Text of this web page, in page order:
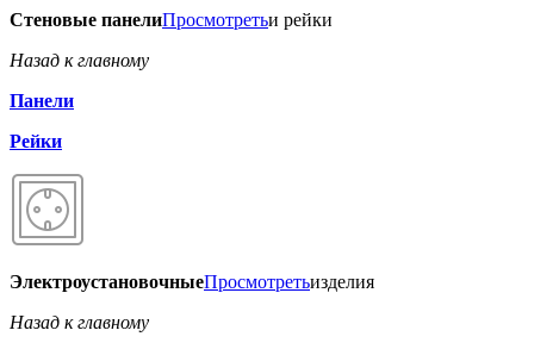
Стеновые панелиПросмотретьи рейки
Назад к главному
Панели
Рейки
ЭлектроустановочныеПросмотретьизделия
Назад к главному